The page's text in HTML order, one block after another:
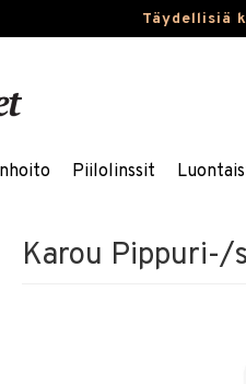
Täydellisiä
Piilolinssit
Karou Pippuri-/